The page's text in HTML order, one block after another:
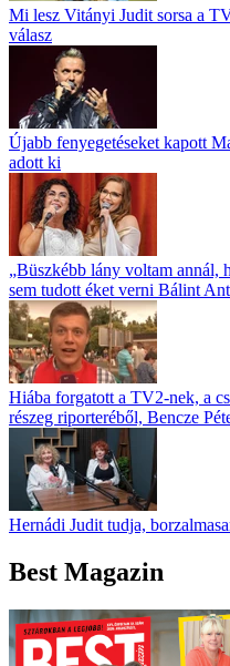
Mi lesz Vitányi Judit sorsa a
válasz
Újabb fenyegetéseket kapott
adott ki
„Büszkébb lány voltam annál,
sem tudott éket verni Bálint
Hiába forgatott a TV2-nek, a
részeg riporteréből, Bencze
Hernádi Judit tudja,
Best Magazin